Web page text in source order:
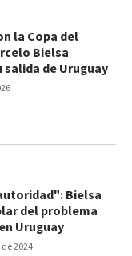
la Copa del
Bielsa
de Uruguay
2024
Bielsa
del problema
Uruguay